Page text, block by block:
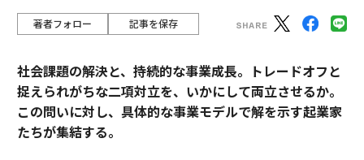
著者フォロー 記事を保存
社会課題の解決と、持続的な事業成長。トレードオフと
捉えられがちな二項対立を、いかにして両立させるか。
この問いに対し、具体的な事業モデルで解を示す起業家
たちが集結する。